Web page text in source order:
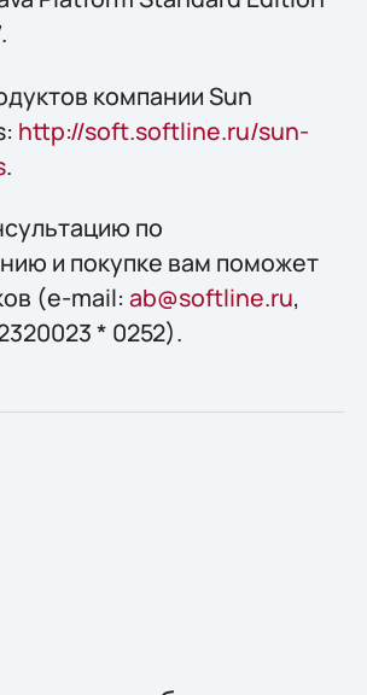
компании Sun
http://soft.softline.ru/sun-
.
по
и покупке вам поможет
(e-mail: ab@softline.ru,
* 0252).